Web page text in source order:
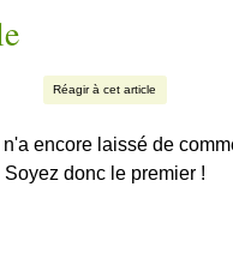
Réagir à cet article
encore laissé de
Soyez donc le premier !